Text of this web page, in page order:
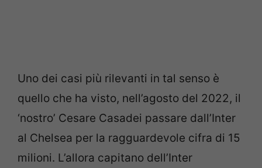
Uno dei casi più rilevanti in tal senso è
quello che ha visto, nell’agosto del 2022, il
‘nostro’ Cesare Casadei passare dall’Inter
al Chelsea per la ragguardevole cifra di 15
milioni. L’allora capitano dell’Inter